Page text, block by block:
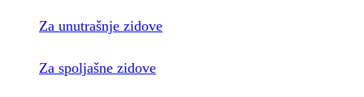
Za unutrašnje zidove
Za spoljašne zidove